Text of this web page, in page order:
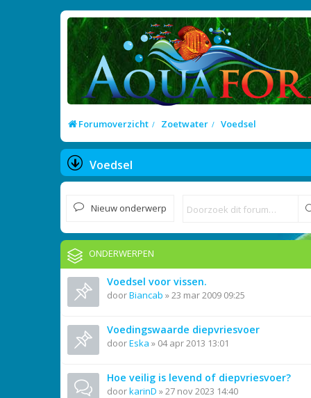
Forumoverzicht Zoetwater Voedsel
Voedsel
Nieuw onderwerp
ONDERWERPEN
Voedsel voor vissen.
doorBiancab »23 mar 2009 09:25
Voedingswaarde diepvriesvoer
doorEska » 04 apr 2013 13:01
Hoe veilig is levend of diepvriesvoer?
doorkarinD »27 nov 2023 14:40